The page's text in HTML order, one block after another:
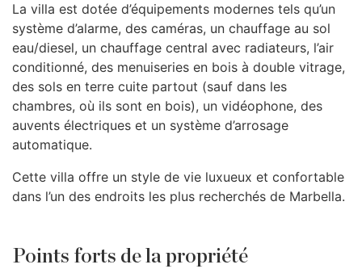
La villa est dotée d’équipements modernes tels qu’un
système d’alarme, des caméras, un chauffage au sol
eau/diesel, un chauffage central avec radiateurs, l’air
conditionné, des menuiseries en bois à double vitrage,
des sols en terre cuite partout (sauf dans les
chambres, où ils sont en bois), un vidéophone, des
auvents électriques et un système d’arrosage
automatique.
Cette villa offre un style de vie luxueux et confortable
dans l’un des endroits les plus recherchés de Marbella.
Points forts de la propriété